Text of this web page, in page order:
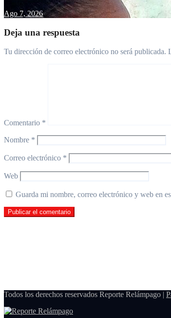
Ago 7, 2026
Deja una respuesta
Tu dirección de correo electrónico no será publicada.
Comentario *
Nombre *
Correo electrónico *
Web
Guarda mi nombre, correo electrónico y web en
Todos los derechos reservados Reporte Relámpago |